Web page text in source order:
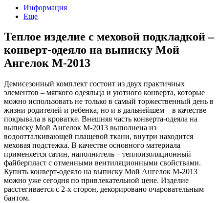
Информация
Еще
Теплое изделие с меховой подкладкой –
конверт-одеяло на выписку Мой
Ангелок М-2013
Демисезонный комплект состоит из двух практичных
элементов – мягкого одеяльца и уютного конверта, которые
можно использовать не только в самый торжественный день в
жизни родителей и ребенка, но и в дальнейшем – в качестве
покрывала в кроватке. Внешняя часть конверта-одеяла на
выписку Мой Ангелок М-2013 выполнена из
водоотталкивающей плащевой ткани, внутри находится
меховая подстежка. В качестве основного материала
применяется сатин, наполнитель – теплоизоляционный
файберпласт с отменными вентиляционными свойствами.
Купить конверт-одеяло на выписку Мой Ангелок М-2013
можно уже сегодня по привлекательной цене. Изделие
расстегивается с 2-х сторон, декорировано очаровательным
бантом.